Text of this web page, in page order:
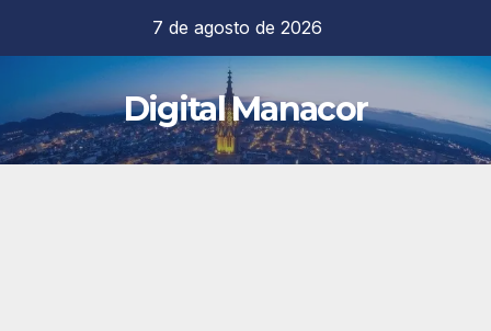
contenido
7 de agosto de 2026
Digital Manacor